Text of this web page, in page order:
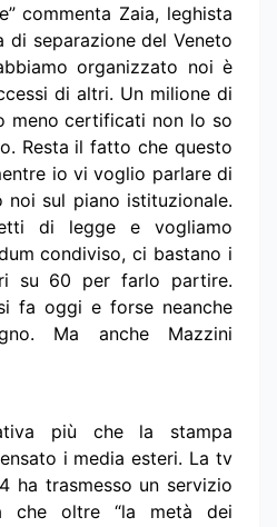
commenta Zaia, leghista
di separazione del Veneto
organizzato noi è
di altri. Un milione di
meno certificati non lo so
Resta il fatto che questo
io vi voglio parlare di
noi sul piano istituzionale.
di legge e vogliamo
condiviso, ci bastano i
su 60 per farlo partire.
fa oggi e forse neanche
Ma anche Mazzini
più che la stampa
i media esteri. La tv
ha trasmesso un servizio
che oltre “la metà dei